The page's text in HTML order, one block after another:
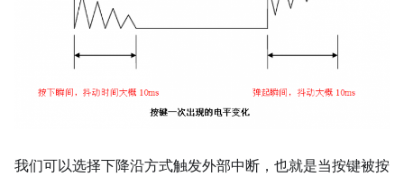
我们可以选择下降沿方式触发外部中断，也就是当按键被按